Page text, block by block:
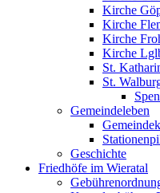
Kirche
Kirche
Kirche
Kirche
St.
St.
Gemeindeleben
Geschichte
Friedhöfe im Wieratal